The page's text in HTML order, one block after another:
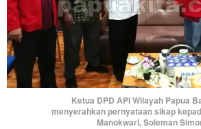
Ketua DPD API Wilayah Papua
menyerahkan pernyataan sikap
Manokwari, Soleman